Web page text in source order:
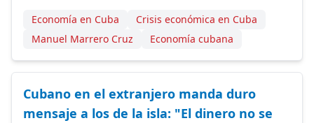
Economía en Cuba
Crisis económica en Cuba
Manuel Marrero Cruz
Economía cubana
Cubano en el extranjero manda duro
mensaje a los de la isla: "El dinero no se